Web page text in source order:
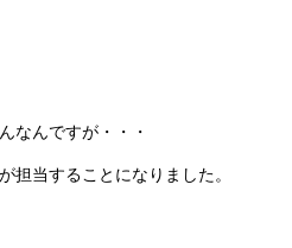
なんですが・・・
担当することになりました。